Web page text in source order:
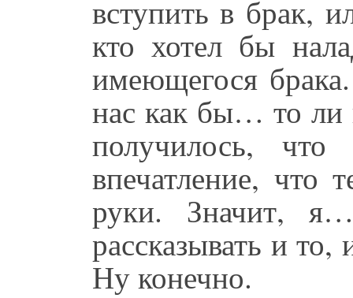
вступить в брак,
кто хотел бы
имеющегося
нас как бы… то ли
получилось,
впечатление,
руки. Значит,
рассказывать и
Ну конечно.